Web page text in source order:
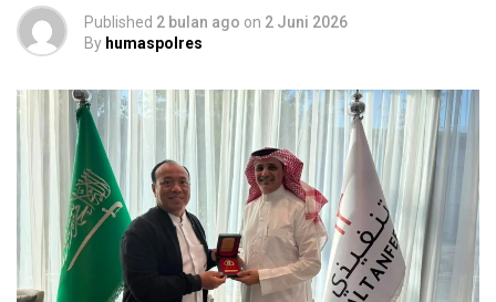
Published 2 bulan ago on 2 Juni 2026
By humaspolres